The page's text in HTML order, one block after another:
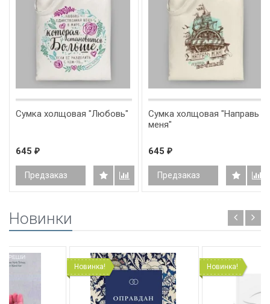
Сумка холщовая "Любовь"
645 ₽
Предзаказ
Сумка холщовая "Направь
меня"
645 ₽
Предзаказ
Новинки
Новинка!